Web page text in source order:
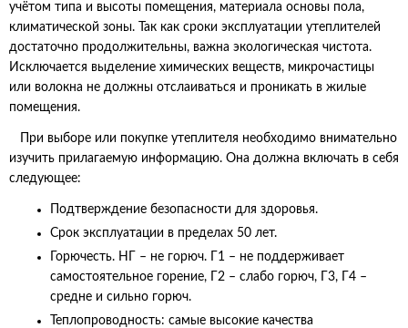
учётом типа и высоты помещения, материала основы пола,
климатической зоны. Так как сроки эксплуатации утеплителей
достаточно продолжительны, важна экологическая чистота.
Исключается выделение химических веществ, микрочастицы
или волокна не должны отслаиваться и проникать в жилые
помещения.
При выборе или покупке утеплителя необходимо внимательно
изучить прилагаемую информацию. Она должна включать в себя
следующее:
Подтверждение безопасности для здоровья.
Срок эксплуатации в пределах 50 лет.
Горючесть. НГ – не горюч. Г1 – не поддерживает
самостоятельное горение, Г2 – слабо горюч, Г3, Г4 –
средне и сильно горюч.
Теплопроводность: самые высокие качества